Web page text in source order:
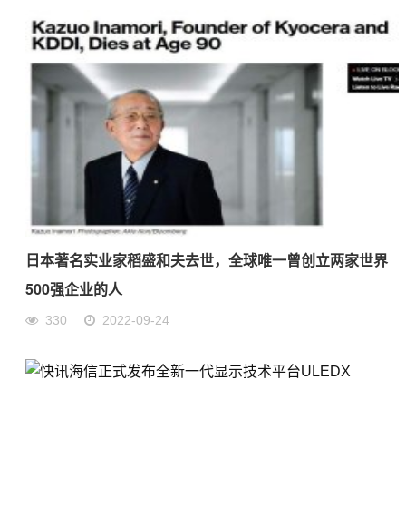
日本著名实业家稻盛和夫去世，全球唯一曾创立两家世界
500强企业的人
330 2022-09-24